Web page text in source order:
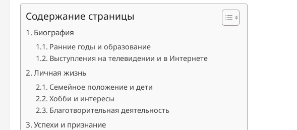
Содержание страницы
Биография
Ранние годы и образование
Выступления на телевидении и в Интернете
Личная жизнь
Семейное положение и дети
Хобби и интересы
Благотворительная деятельность
Успехи и признание